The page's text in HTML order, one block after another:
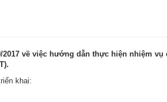
2017 về việc hướng dẫn thực hiện nhiệm
khai: